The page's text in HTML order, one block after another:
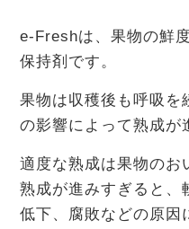
e-Freshは、果物の鮮
保持剤です。
果物は収穫後も呼吸を
の影響によって熟成が
適度な熟成は果物のお
熟成が進みすぎると、
低下、腐敗などの原因